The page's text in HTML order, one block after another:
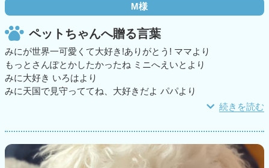
M様
ペットちゃんへ贈る言葉
みにが世界一可愛くて大好き!ありがとう! ママより
もっとさんぽとかしたかったね ミニへえいとより
みに大好き いろはより
みに天国で見守っててね、大好きだよ パパより
続きを読む